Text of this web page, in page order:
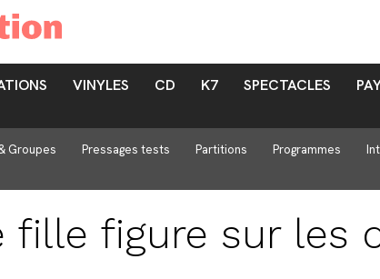
VINYLES CD K7 SPECTACLES
Groupes Pressages tests Partitions Programmes
fille figure sur les